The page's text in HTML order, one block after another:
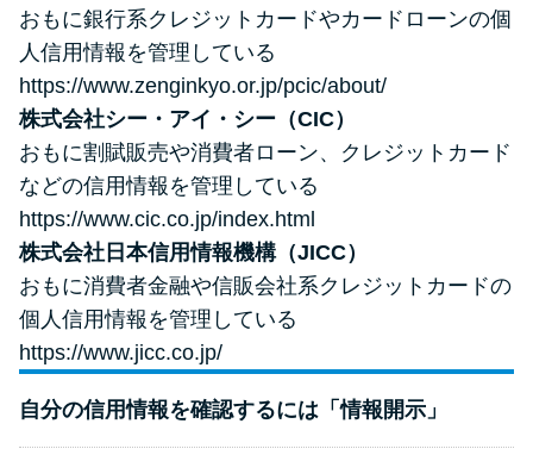
おもに銀行系クレジットカードやカードローンの個
人信用情報を管理している
https://www.zenginkyo.or.jp/pcic/about/
株式会社シー・アイ・シー（CIC）
おもに割賦販売や消費者ローン、クレジットカード
などの信用情報を管理している
https://www.cic.co.jp/index.html
株式会社日本信用情報機構（JICC）
おもに消費者金融や信販会社系クレジットカードの
個人信用情報を管理している
https://www.jicc.co.jp/
自分の信用情報を確認するには「情報開示」